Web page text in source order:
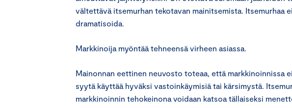
vältettävä itsemurhan tekotavan mainitsemista. Itsemurhaa
dramatisoida.
Markkinoija myöntää tehneensä virheen asiassa.
Mainonnan eettinen neuvosto toteaa, että markkinoinnissa
syytä käyttää hyväksi vastoinkäymisiä tai kärsimystä.
markkinoinnin tehokeinona voidaan katsoa tällaiseksi